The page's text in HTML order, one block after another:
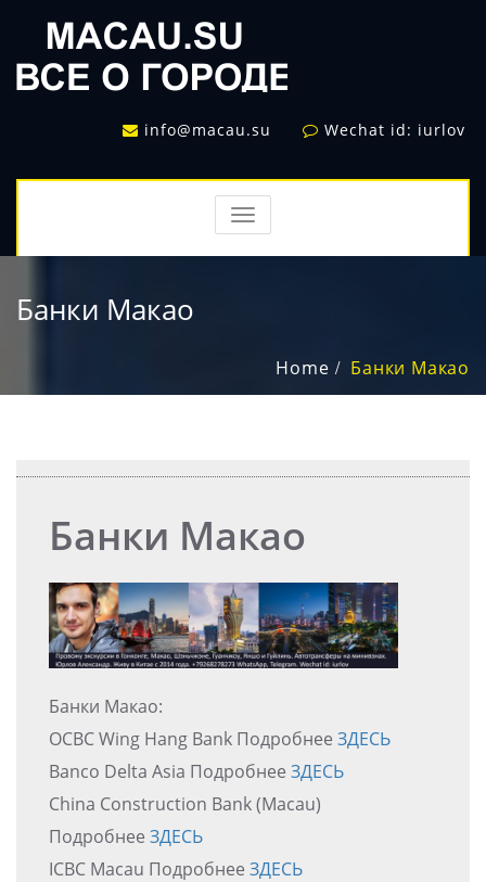
info@macau.su Wechat id: iurlov
TOGGLE
NAVIGATION
Банки Макао
Home Банки Макао
Банки Макао
Банки Макао:
OCBC Wing Hang Bank Подробнее ЗДЕСЬ
Banco Delta Asia Подробнее ЗДЕСЬ
China Construction Bank (Macau)
Подробнее ЗДЕСЬ
ICBC Macau Подробнее ЗДЕСЬ